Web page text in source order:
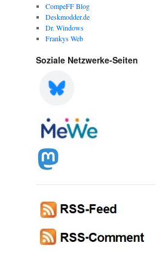
CompeFF Blog
Deskmodder.de
Dr. Windows
Frankys Web
Soziale Netzwerke-Seiten